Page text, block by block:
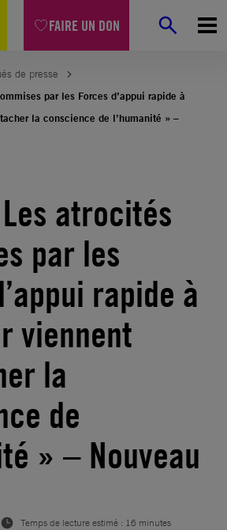
FAIRE UN DON
de presse
par les Forces d’appui rapide à
la conscience de l’humanité » –
atrocités
par les
rapide à
viennent
la
de
» – Nouveau
Temps de lecture estimé : 16 minutes